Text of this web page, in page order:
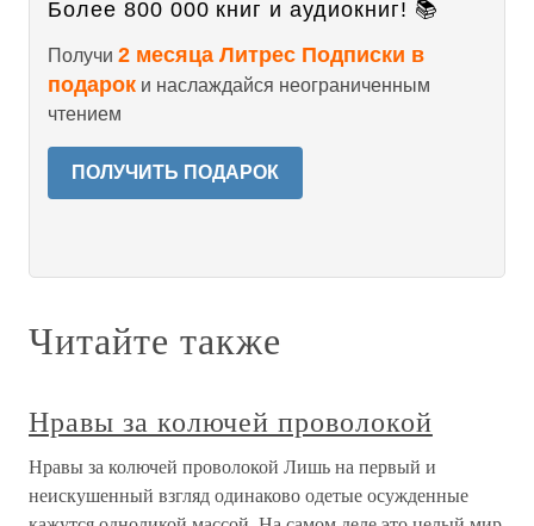
Более 800 000 книг и аудиокниг! 📚
Получи 2 месяца Литрес Подписки в
подарок и наслаждайся неограниченным
чтением
ПОЛУЧИТЬ ПОДАРОК
Читайте также
Нравы за колючей проволокой
Нравы за колючей проволокой Лишь на первый и
неискушенный взгляд одинаково одетые осужденные